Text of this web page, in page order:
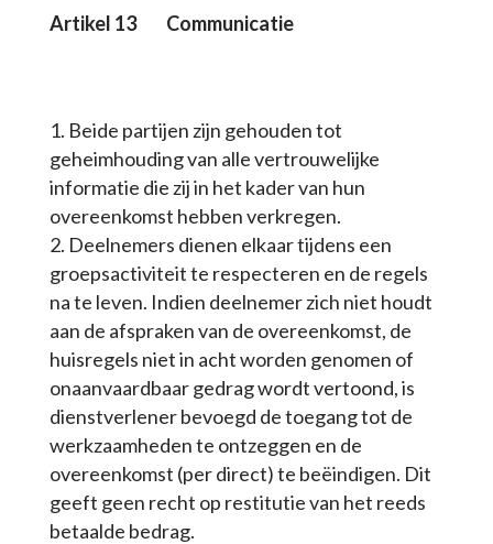
Artikel 13Communicatie
Beide partijen zijn gehouden tot
geheimhouding van alle vertrouwelijke
informatie die zij in het kader van hun
overeenkomst hebben verkregen.
Deelnemers dienen elkaar tijdens een
groepsactiviteit te respecteren en de regels
na te leven. Indien deelnemer zich niet houdt
aan de afspraken van de overeenkomst, de
huisregels niet in acht worden genomen of
onaanvaardbaar gedrag wordt vertoond, is
dienstverlener bevoegd de toegang tot de
werkzaamheden te ontzeggen en de
overeenkomst (per direct) te beëindigen. Dit
geeft geen recht op restitutie van het reeds
betaalde bedrag.